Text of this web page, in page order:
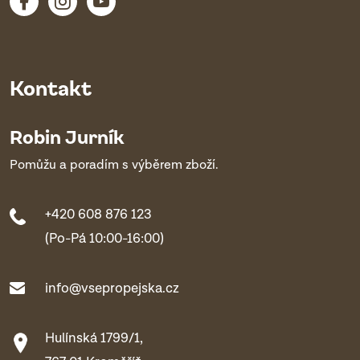
Kontakt
Robin Jurník
Pomůžu a poradím s výběrem zboží.
+420 608 876 123
(Po-Pá 10:00-16:00)
info@vsepropejska.cz
Hulínská 1799/1,